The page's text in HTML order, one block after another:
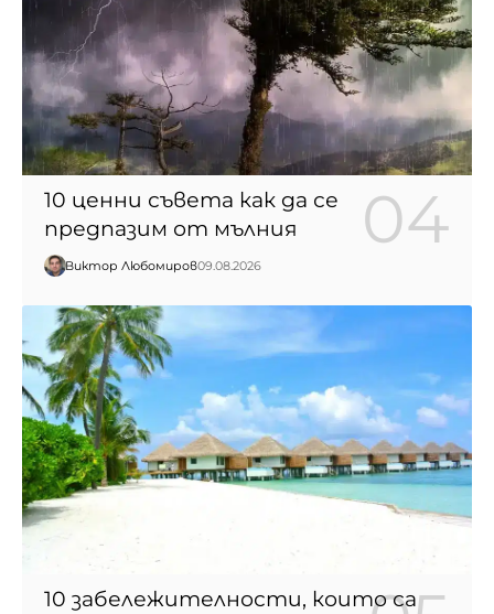
10 ценни съвета как да се
предпазим от мълния
Виктор Любомиров09.08.2026
10 забележителности, които са